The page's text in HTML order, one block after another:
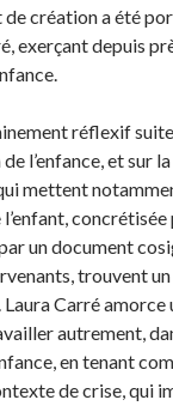
création a été
exerçant depuis
réflexif
l’enfance, et sur
mettent
un document
trouvent
Carré
autrement,
en tenant
de crise, qui